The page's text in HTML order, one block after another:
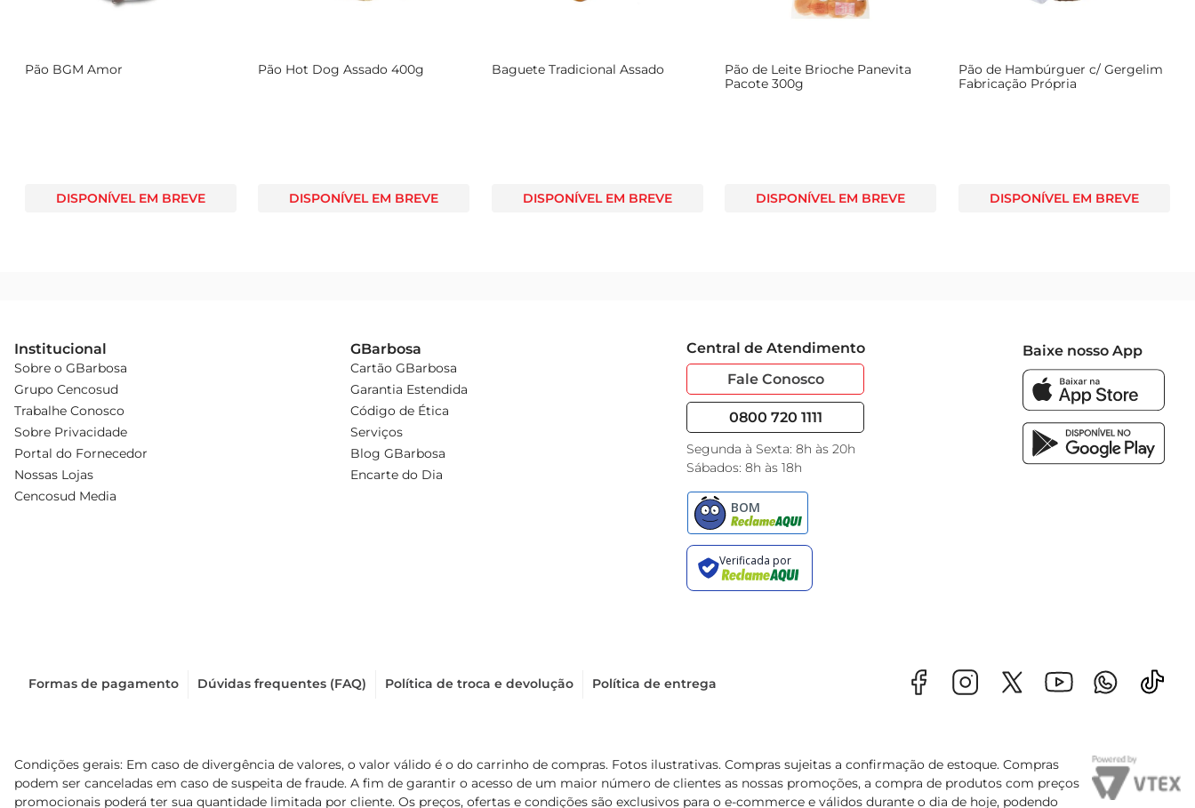
Pão BGM Amor
DISPONÍVEL EM BREVE
Pão Hot Dog Assado 400g
DISPONÍVEL EM BREVE
Baguete Tradicional Assado
DISPONÍVEL EM BREVE
Pão de Leite Brioche Panevita
Pacote 300g
DISPONÍVEL EM BREVE
Pão de Hambúrguer c/ Gergelim
Fabricação Própria
DISPONÍVEL EM BREVE
Institucional
Sobre o GBarbosa
Grupo Cencosud
Trabalhe Conosco
Sobre Privacidade
Portal do Fornecedor
Nossas Lojas
Cencosud Media
GBarbosa
Cartão GBarbosa
Garantia Estendida
Código de Ética
Serviços
Blog GBarbosa
Encarte do Dia
Central de Atendimento
Fale Conosco
0800 720 1111
Segunda à Sexta: 8h às 20h
Sábados: 8h às 18h
Baixe nosso App
Formas de pagamento Dúvidas frequentes (FAQ) Política de troca e devolução Política de entrega
Condições gerais: Em caso de divergência de valores, o valor válido é o do carrinho de compras. Fotos ilustrativas. Compras sujeitas a confirmação de estoque. Compras
podem ser canceladas em caso de suspeita de fraude. A fim de garantir o acesso de um maior número de clientes as nossas promoções, a compra de produtos com preços
promocionais poderá ter sua quantidade limitada por cliente. Os preços, ofertas e condições são exclusivos para o e-commerce e válidos durante o dia de hoje, podendo